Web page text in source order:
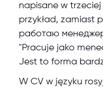
napisane w
przykład, zamiast
работаю
"Pracuje jako
Jest to forma
W CV w języku